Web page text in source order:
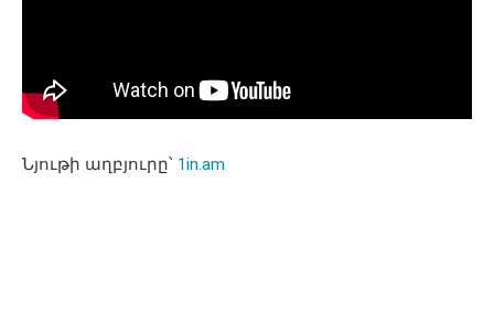
Նյութի աղբյուրը՝ 1in.am